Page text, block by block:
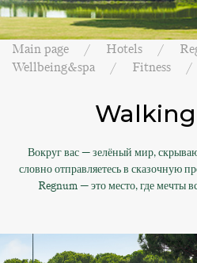
Main page Hotels
Wellbeing&spa
Fitness
Вокруг вас — зелёный мир,
словно отправляетесь в сказочную
Regnum — это место, где мечты